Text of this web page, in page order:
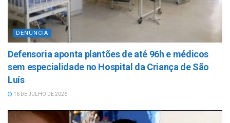
DENÚNCIA
Defensoria aponta plantões de até 96h e médicos
sem especialidade no Hospital da Criança de São
Luís
16 DE JULHO DE 2026